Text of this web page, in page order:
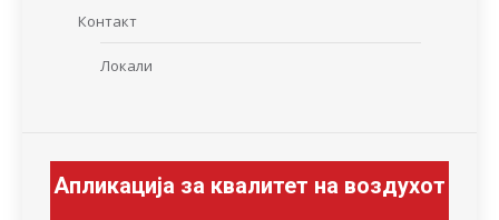
Контакт
Локали
Апликација за квалитет на воздухот